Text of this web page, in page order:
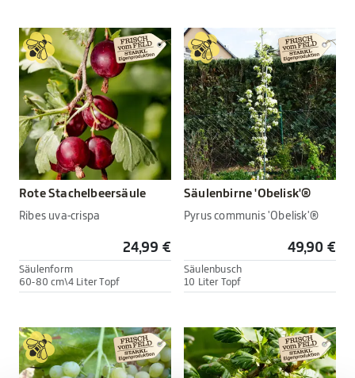
Rote Stachelbeersäule
Ribes uva-crispa
24,99 €
Säulenform
60-80 cm\4 Liter Topf
Säulenbirne 'Obelisk'®
Pyrus communis 'Obelisk'®
49,90 €
Säulenbusch
10 Liter Topf